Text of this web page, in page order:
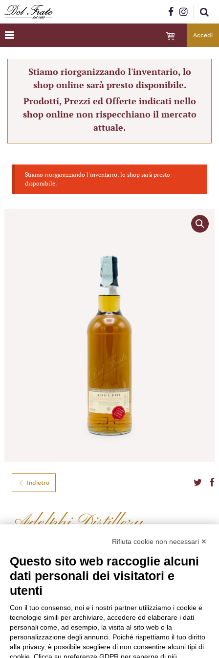
Accedi
Stiamo riorganizzando l'inventario, lo
shop online sarà presto disponibile.
Prodotti, Prezzi ed Offerte indicati nello
shop online non rispecchiano il mercato
attuale.
Stiamo riorganizzando l'inventario, lo shop sarà presto
disponibile.
Indietro
Adelphi Distillery
BEN NEVIS 18 ANNI 54,3° ADELPHI CL.70
Whisky “Ben Nevis” distillato nel 1996 e lasciato maturare per 18 lunghi
anni in botti di rovere. Un Single Malt da riservare necessariamente per le
occasioni più formali.
Formato
70
Tipo
Whisky Puro Malto
Gradazione
54,30%
Nazione
Scozia
€220,00
Rifiuta cookie non necessari ✕
Questo sito web raccoglie alcuni
dati personali dei visitatori e
utenti
Con il tuo consenso, noi e i nostri partner utilizziamo i cookie e
tecnologie simili per archiviare, accedere ed elaborare i dati
personali come, ad esempio, la visita al sito web o la
personalizzazione degli annunci. Poiché rispettiamo il tuo diritto
alla privacy, è possibile scegliere di non consentire alcuni tipi di